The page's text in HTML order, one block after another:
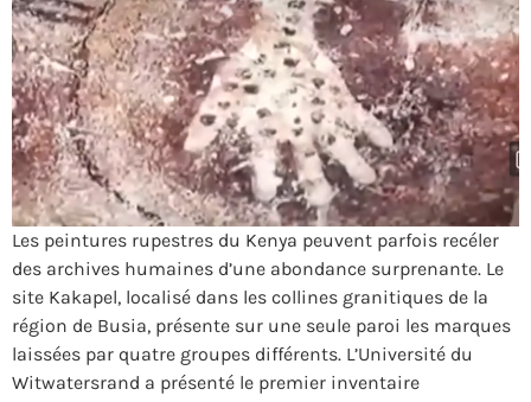
Les peintures rupestres du Kenya peuvent parfois recéler
des archives humaines d’une abondance surprenante. Le
site Kakapel, localisé dans les collines granitiques de la
région de Busia, présente sur une seule paroi les marques
laissées par quatre groupes différents. L’Université du
Witwatersrand a présenté le premier inventaire